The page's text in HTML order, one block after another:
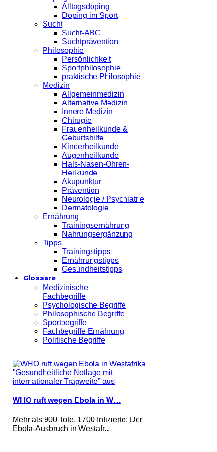
Alltagsdoping
Doping im Sport
Sucht
Sucht-ABC
Suchtprävention
Philosophie
Persönlichkeit
Sportphilosophie
praktische Philosophie
Medizin
Allgemeinmedizin
Alternative Medizin
Innere Medizin
Chirugie
Frauenheilkunde &
Geburtshilfe
Kinderheilkunde
Augenheilkunde
Hals-Nasen-Ohren-
Heilkunde
Akupunktur
Prävention
Neurologie / Psychiatrie
Dermatologie
Ernährung
Trainingsernährung
Nahrungsergänzung
Tipps
Trainingstipps
Ernährungstipps
Gesundheitstipps
Glossare
Medizinische
Fachbegriffe
Psychologische Begriffe
Philosophische Begriffe
Sportbegriffe
Fachbegriffe Ernährung
Politische Begriffe
WHO ruft wegen Ebola in W…
Mehr als 900 Tote, 1700 Infizierte: Der
Ebola-Ausbruch in Westafr...